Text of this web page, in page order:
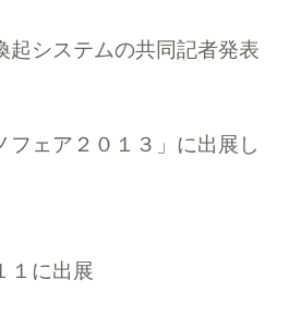
起システムの共同記者発表
フェア２０１３」に出展し
１に出展